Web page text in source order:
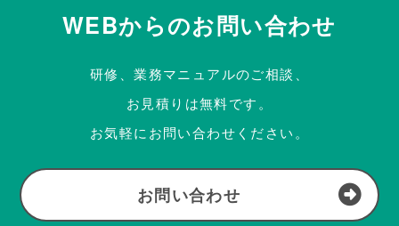
WEBからのお問い合わせ
研修、業務マニュアルのご相談、
お見積りは無料です。
お気軽にお問い合わせください。
お問い合わせ